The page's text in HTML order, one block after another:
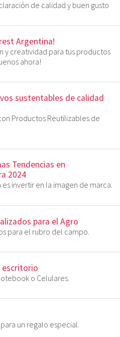
de calidad y buen gusto
Argentina!
y creatividad para tus productos
ahora!
sustentables de calidad
Productos Reutilizables de
Tendencias en
2024
invertir en la imagen de marca.
para el Agro
para el rubro del campo.
escritorio
o Celulares.
un regalo especial.